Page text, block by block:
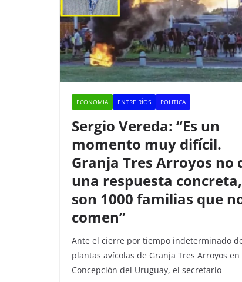
o
k
p
ECONOMIA ENTRE RÍOS POLITICA
Sergio Vereda: “Es un
momento muy difícil.
Granja Tres Arroyos no
una respuesta concreta,
son 1000 familias que
comen”
Ante el cierre por tiempo indeterminado
plantas avícolas de Granja Tres Arroyos en
Concepción del Uruguay, el secretario